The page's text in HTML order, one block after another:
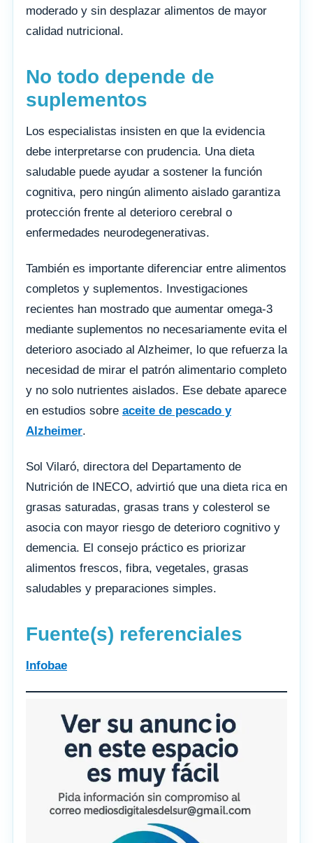
moderado y sin desplazar alimentos de mayor
calidad nutricional.
No todo depende de
suplementos
Los especialistas insisten en que la evidencia
debe interpretarse con prudencia. Una dieta
saludable puede ayudar a sostener la función
cognitiva, pero ningún alimento aislado garantiza
protección frente al deterioro cerebral o
enfermedades neurodegenerativas.
También es importante diferenciar entre alimentos
completos y suplementos. Investigaciones
recientes han mostrado que aumentar omega-3
mediante suplementos no necesariamente evita el
deterioro asociado al Alzheimer, lo que refuerza la
necesidad de mirar el patrón alimentario completo
y no solo nutrientes aislados. Ese debate aparece
en estudios sobre aceite de pescado y
Alzheimer.
Sol Vilaró, directora del Departamento de
Nutrición de INECO, advirtió que una dieta rica en
grasas saturadas, grasas trans y colesterol se
asocia con mayor riesgo de deterioro cognitivo y
demencia. El consejo práctico es priorizar
alimentos frescos, fibra, vegetales, grasas
saludables y preparaciones simples.
Fuente(s) referenciales
Infobae